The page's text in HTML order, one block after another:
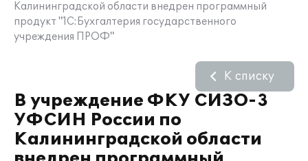
Калининградской области внедрен программный
продукт "1С:Бухгалтерия государственного
учреждения ПРОФ"
В учреждение ФКУ СИЗО-3
УФСИН России по
Калининградской области
К списку